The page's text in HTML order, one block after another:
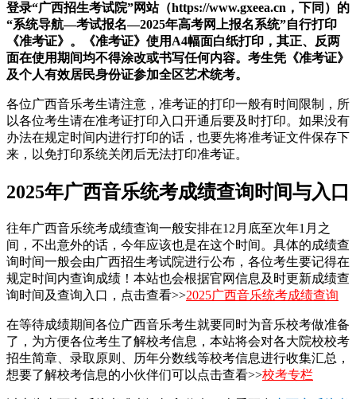
登录“广西招生考试院”网站（https://www.gxeea.cn，下同）的
“系统导航—考试报名—2025年高考网上报名系统”自行打印
《准考证》。《准考证》使用A4幅面白纸打印，其正、反两
面在使用期间均不得涂改或书写任何内容。考生凭《准考证》
及个人有效居民身份证参加全区艺术统考。
各位广西音乐考生请注意，准考证的打印一般有时间限制，所
以各位考生请在准考证打印入口开通后要及时打印。如果没有
办法在规定时间内进行打印的话，也要先将准考证文件保存下
来，以免打印系统关闭后无法打印准考证。
2025年广西音乐统考成绩查询时间与入口
往年广西音乐统考成绩查询一般安排在12月底至次年1月之
间，不出意外的话，今年应该也是在这个时间。具体的成绩查
询时间一般会由广西招生考试院进行公布，各位考生要记得在
规定时间内查询成绩！本站也会根据官网信息及时更新成绩查
询时间及查询入口，点击查看>>2025广西音乐统考成绩查询
在等待成绩期间各位广西音乐考生就要同时为音乐校考做准备
了，为方便各位考生了解校考信息，本站将会对各大院校校考
招生简章、录取原则、历年分数线等校考信息进行收集汇总，
想要了解校考信息的小伙伴们可以点击查看>>校考专栏